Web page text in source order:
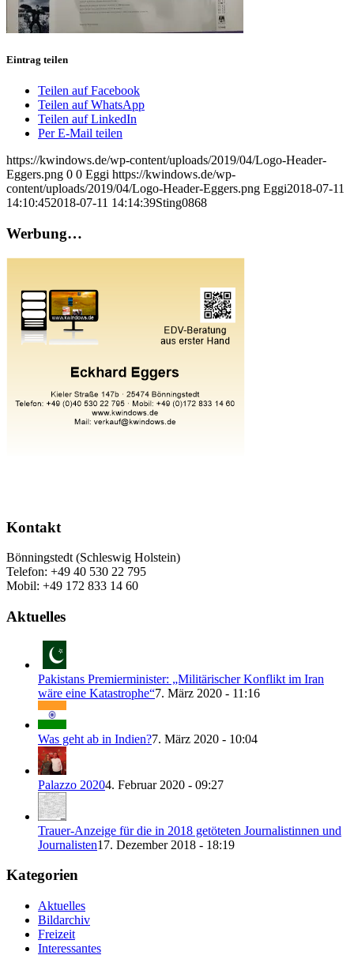
Eintrag teilen
Teilen auf Facebook
Teilen auf WhatsApp
Teilen auf LinkedIn
Per E-Mail teilen
https://kwindows.de/wp-content/uploads/2019/04/Logo-Header-
Eggers.png 0 0 Eggi https://kwindows.de/wp-
content/uploads/2019/04/Logo-Header-Eggers.png Eggi2018-07-11
14:10:452018-07-11 14:14:39Sting0868
Werbung…
Kontakt
Bönningstedt (Schleswig Holstein)
Telefon: +49 40 530 22 795
Mobil: +49 172 833 14 60
Aktuelles
Pakistans Premierminister: „Militärischer Konflikt im Iran
wäre eine Katastrophe“7. März 2020 - 11:16
Was geht ab in Indien?7. März 2020 - 10:04
Palazzo 20204. Februar 2020 - 09:27
Trauer-Anzeige für die in 2018 getöteten Journalistinnen und
Journalisten17. Dezember 2018 - 18:19
Kategorien
Aktuelles
Bildarchiv
Freizeit
Interessantes